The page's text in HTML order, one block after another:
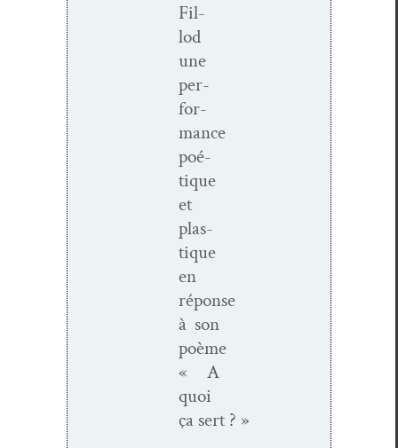
Fil­
lod
une
per­
for­
mance
poé­
tique
et
plas­
tique
en
réponse
à son
poème
« A
quoi
ça sert ? »